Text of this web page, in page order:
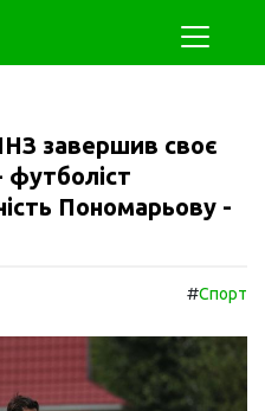
завершив своє
футболіст
Пономарьову -
#Спорт